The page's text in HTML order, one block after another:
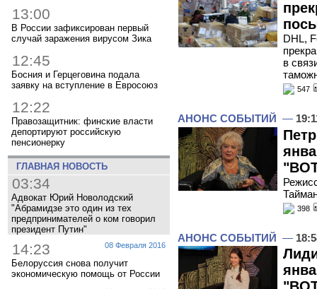
13:00
В России зафиксирован первый
случай заражения вирусом Зика
12:45
Босния и Герцеговина подала
заявку на вступление в Евросоюз
12:22
Правозащитник: финские власти
депортируют российскую
пенсионерку
ГЛАВНАЯ НОВОСТЬ
03:34
Адвокат Юрий Новолодский
"Абрамидзе это один из тех
предпринимателей о ком говорил
президент Путин"
08 Февраля 2016
14:23
Белоруссия снова получит
экономическую помощь от России
DHL,
в
547
АНОНС СОБЫТИЙ —
398
АНОНС СОБЫТИЙ —